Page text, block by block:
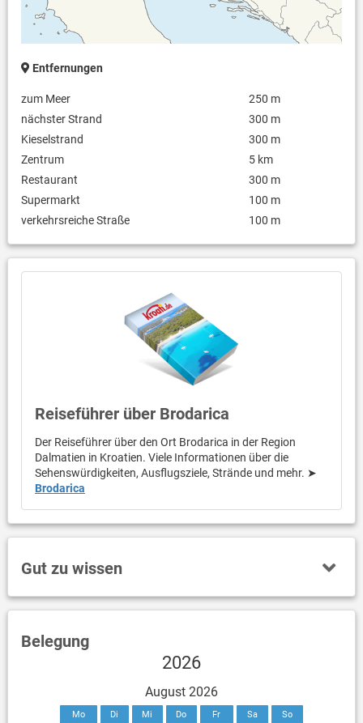
Entfernungen
zum Meer
250 m
nächster Strand
300 m
Kieselstrand
300 m
Zentrum
5 km
Restaurant
300 m
Supermarkt
100 m
verkehrsreiche Straße
100 m
Reiseführer über Brodarica
Der Reiseführer über den Ort Brodarica in der Region
Dalmatien in Kroatien. Viele Informationen über die
Sehenswürdigkeiten, Ausflugsziele, Strände und mehr. ➤
Brodarica
Gut zu wissen
Belegung
2026
August 2026
Mo Di Mi Do Fr Sa So